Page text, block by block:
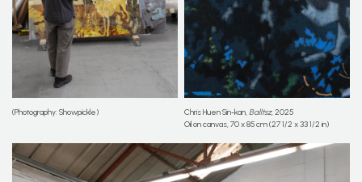
(Photography: Showpickle) Chris Huen Sin-kan, Balltsz, 2025
Oil on canvas, 70 x 85 cm (27 1/2 x 33 1/2 in)